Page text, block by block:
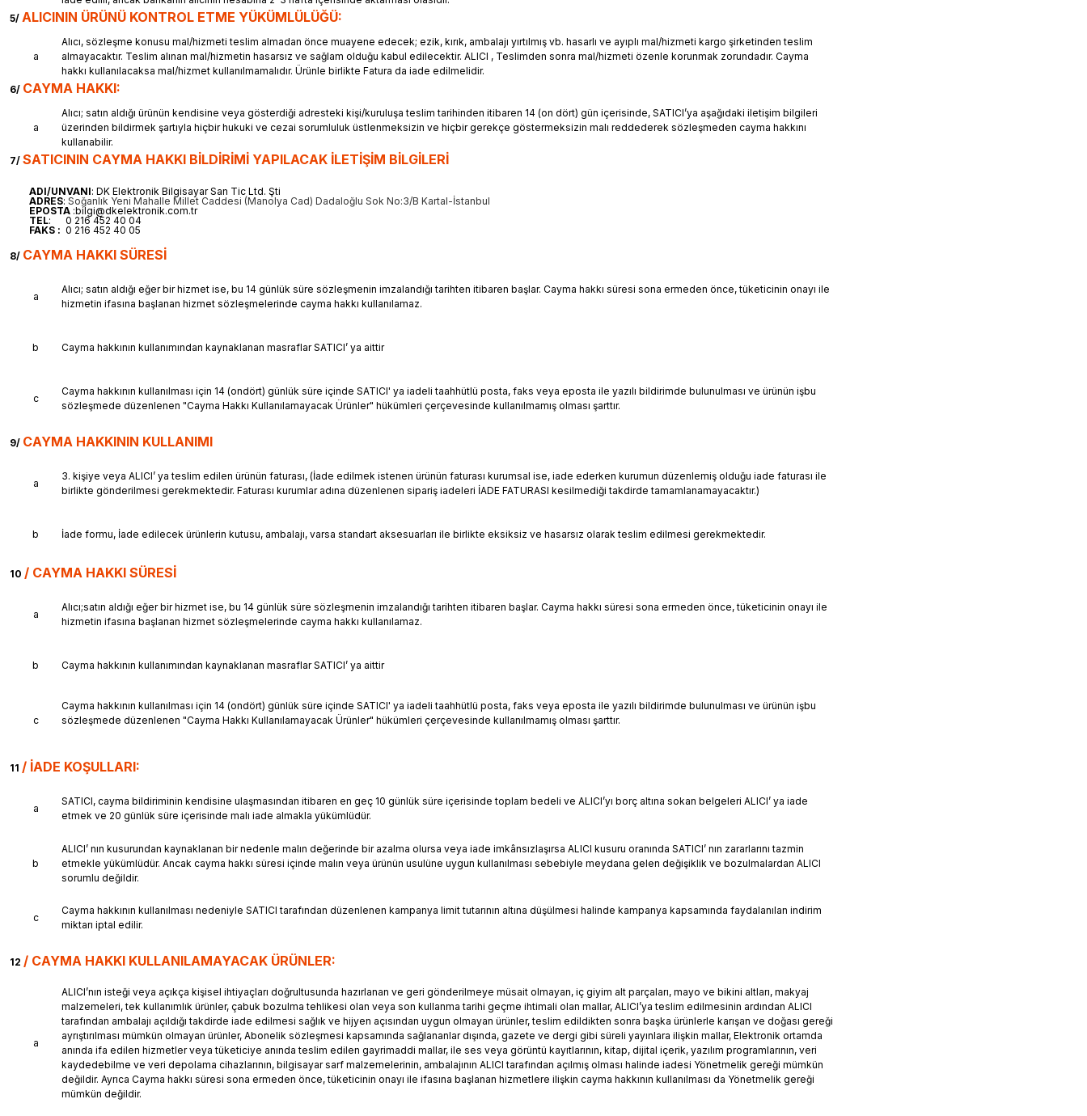
5/ ALICININ ÜRÜNÜ KONTROL ETME YÜKÜMLÜLÜĞÜ:
a
Alıcı, sözleşme konusu mal/hizmeti teslim almadan önce muayene edecek; ezik, kırık, ambalajı yırtılmış vb. hasarlı ve ayıplı mal/hizmeti kargo şirketinden teslim
almayacaktır. Teslim alınan mal/hizmetin hasarsız ve sağlam olduğu kabul edilecektir. ALICI , Teslimden sonra mal/hizmeti özenle korunmak zorundadır. Cayma
hakkı kullanılacaksa mal/hizmet kullanılmamalıdır. Ürünle birlikte Fatura da iade edilmelidir.
6/ CAYMA HAKKI:
a
Alıcı; satın aldığı ürünün kendisine veya gösterdiği adresteki kişi/kuruluşa teslim tarihinden itibaren 14 (on dört) gün içerisinde, SATICI’ya aşağıdaki iletişim bilgileri
üzerinden bildirmek şartıyla hiçbir hukuki ve cezai sorumluluk üstlenmeksizin ve hiçbir gerekçe göstermeksizin malı reddederek sözleşmeden cayma hakkını
kullanabilir.
7/ SATICININ CAYMA HAKKI BİLDİRİMİ YAPILACAK İLETİŞİM BİLGİLERİ
ADI/UNVANI: DK Elektronik Bilgisayar San Tic Ltd. Şti
ADRES: Soğanlık Yeni Mahalle Millet Caddesi (Manolya Cad) Dadaloğlu Sok No:3/B Kartal-İstanbul
EPOSTA :bilgi@dkelektronik.com.tr
TEL: 0 216 452 40 04
FAKS : 0 216 452 40 05
8/ CAYMA HAKKI SÜRESİ
a
Alıcı; satın aldığı eğer bir hizmet ise, bu 14 günlük süre sözleşmenin imzalandığı tarihten itibaren başlar. Cayma hakkı süresi sona ermeden önce, tüketicinin onayı ile
hizmetin ifasına başlanan hizmet sözleşmelerinde cayma hakkı kullanılamaz.
b Cayma hakkının kullanımından kaynaklanan masraflar SATICI’ ya aittir
c
Cayma hakkının kullanılması için 14 (ondört) günlük süre içinde SATICI' ya iadeli taahhütlü posta, faks veya eposta ile yazılı bildirimde bulunulması ve ürünün işbu
sözleşmede düzenlenen "Cayma Hakkı Kullanılamayacak Ürünler" hükümleri çerçevesinde kullanılmamış olması şarttır.
9/ CAYMA HAKKININ KULLANIMI
a
3. kişiye veya ALICI’ ya teslim edilen ürünün faturası, (İade edilmek istenen ürünün faturası kurumsal ise, iade ederken kurumun düzenlemiş olduğu iade faturası ile
birlikte gönderilmesi gerekmektedir. Faturası kurumlar adına düzenlenen sipariş iadeleri İADE FATURASI kesilmediği takdirde tamamlanamayacaktır.)
b İade formu, İade edilecek ürünlerin kutusu, ambalajı, varsa standart aksesuarları ile birlikte eksiksiz ve hasarsız olarak teslim edilmesi gerekmektedir.
10 / CAYMA HAKKI SÜRESİ
a
Alıcı;satın aldığı eğer bir hizmet ise, bu 14 günlük süre sözleşmenin imzalandığı tarihten itibaren başlar. Cayma hakkı süresi sona ermeden önce, tüketicinin onayı ile
hizmetin ifasına başlanan hizmet sözleşmelerinde cayma hakkı kullanılamaz.
b Cayma hakkının kullanımından kaynaklanan masraflar SATICI’ ya aittir
c
Cayma hakkının kullanılması için 14 (ondört) günlük süre içinde SATICI' ya iadeli taahhütlü posta, faks veya eposta ile yazılı bildirimde bulunulması ve ürünün işbu
sözleşmede düzenlenen "Cayma Hakkı Kullanılamayacak Ürünler" hükümleri çerçevesinde kullanılmamış olması şarttır.
11 / İADE KOŞULLARI:
a
SATICI, cayma bildiriminin kendisine ulaşmasından itibaren en geç 10 günlük süre içerisinde toplam bedeli ve ALICI’yı borç altına sokan belgeleri ALICI’ ya iade
etmek ve 20 günlük süre içerisinde malı iade almakla yükümlüdür.
b
ALICI’ nın kusurundan kaynaklanan bir nedenle malın değerinde bir azalma olursa veya iade imkânsızlaşırsa ALICI kusuru oranında SATICI’ nın zararlarını tazmin
etmekle yükümlüdür. Ancak cayma hakkı süresi içinde malın veya ürünün usulüne uygun kullanılması sebebiyle meydana gelen değişiklik ve bozulmalardan ALICI
sorumlu değildir.
c
Cayma hakkının kullanılması nedeniyle SATICI tarafından düzenlenen kampanya limit tutarının altına düşülmesi halinde kampanya kapsamında faydalanılan indirim
miktarı iptal edilir.
12 / CAYMA HAKKI KULLANILAMAYACAK ÜRÜNLER:
a
ALICI’nın isteği veya açıkça kişisel ihtiyaçları doğrultusunda hazırlanan ve geri gönderilmeye müsait olmayan, iç giyim alt parçaları, mayo ve bikini altları, makyaj
malzemeleri, tek kullanımlık ürünler, çabuk bozulma tehlikesi olan veya son kullanma tarihi geçme ihtimali olan mallar, ALICI’ya teslim edilmesinin ardından ALICI
tarafından ambalajı açıldığı takdirde iade edilmesi sağlık ve hijyen açısından uygun olmayan ürünler, teslim edildikten sonra başka ürünlerle karışan ve doğası gereği
ayrıştırılması mümkün olmayan ürünler, Abonelik sözleşmesi kapsamında sağlananlar dışında, gazete ve dergi gibi süreli yayınlara ilişkin mallar, Elektronik ortamda
anında ifa edilen hizmetler veya tüketiciye anında teslim edilen gayrimaddi mallar, ile ses veya görüntü kayıtlarının, kitap, dijital içerik, yazılım programlarının, veri
kaydedebilme ve veri depolama cihazlarının, bilgisayar sarf malzemelerinin, ambalajının ALICI tarafından açılmış olması halinde iadesi Yönetmelik gereği mümkün
değildir. Ayrıca Cayma hakkı süresi sona ermeden önce, tüketicinin onayı ile ifasına başlanan hizmetlere ilişkin cayma hakkının kullanılması da Yönetmelik gereği
mümkün değildir.